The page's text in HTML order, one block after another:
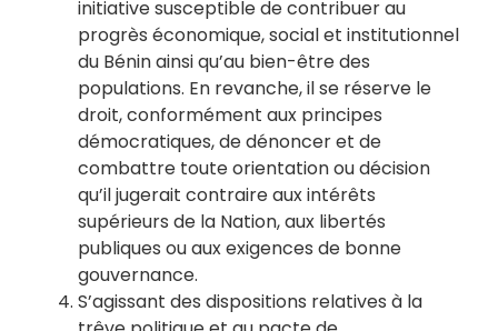
initiative susceptible de contribuer au
progrès économique, social et institutionnel
du Bénin ainsi qu’au bien-être des
populations. En revanche, il se réserve le
droit, conformément aux principes
démocratiques, de dénoncer et de
combattre toute orientation ou décision
qu’il jugerait contraire aux intérêts
supérieurs de la Nation, aux libertés
publiques ou aux exigences de bonne
gouvernance.
S’agissant des dispositions relatives à la